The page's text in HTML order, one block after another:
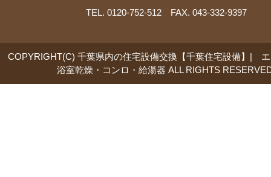
TEL. 0120-752-512 FAX. 043-332-9397
COPYRIGHT(C) 千葉県内の住宅設備交換【千葉住宅設備】|
浴室乾燥・コンロ・給湯器 ALL RIGHTS